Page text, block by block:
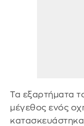
Τα εξαρτήματα
μέγεθος ενός